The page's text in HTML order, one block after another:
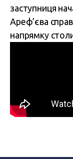
заступниця
Ареф’єва
напрямку